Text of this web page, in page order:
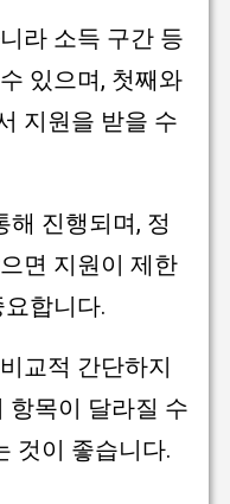
라 소득 구간 등
있으며, 첫째와
지원을 받을 수
해 진행되며, 정
면 지원이 제한
합니다.
교적 간단하지
항목이 달라질 수
것이 좋습니다.